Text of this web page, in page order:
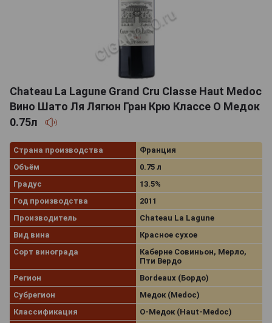
Chateau La Lagune Grand Cru Classe Haut Medoc
Вино Шато Ля Лягюн Гран Крю Классе О Медок
0.75л
Страна производства
Франция
Объём
0.75 л
Градус
13.5%
Год производства
2011
Производитель
Chateau La Lagune
Вид вина
Красное сухое
Сорт винограда
Каберне Совиньон, Мерло,
Пти Вердо
Регион
Bordeaux (Бордо)
Субрегион
Медок (Medoc)
Классификация
О-Медок (Haut-Medoc)